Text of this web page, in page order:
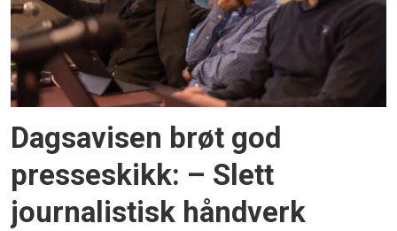
Dagsavisen brøt god
presseskikk: – Slett
journalistisk håndverk